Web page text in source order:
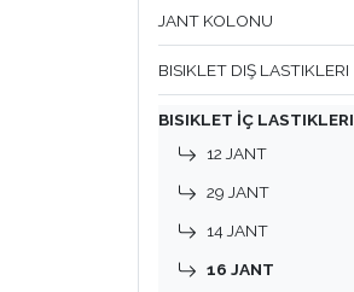
JANT KOLONU
BISIKLET DIŞ LASTIKLERI
BISIKLET İÇ LASTIKLERI
12 JANT
29 JANT
14 JANT
16 JANT